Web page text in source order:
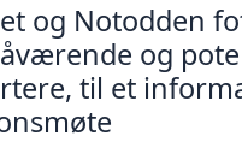
og Notodden
og
til et